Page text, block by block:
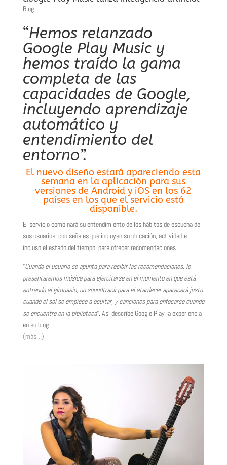
Blog
“Hemos relanzado
Google Play Music y
hemos traído la gama
completa de las
capacidades de Google,
incluyendo aprendizaje
automático y
entendimiento del
entorno”.
El nuevo diseño estará apareciendo esta
semana en la aplicación para sus
versiones de Android y iOS en los 62
países en los que el servicio está
disponible.
El servicio combinará su entendimiento de los hábitos de escucha de
sus usuarios, con señales que incluyen su ubicación, actividad e
incluso el estado del tiempo, para ofrecer recomendaciones.
“Cuando el usuario se apunta para recibir las recomendaciones, le
presentaremos música para ejercitarse en el momento en que está
entrando al gimnasio, un soundtrack para el atardecer aparecerá justo
cuando el sol se empiece a ocultar, y canciones para enfocarse cuando
se encuentre en la biblioteca“. Así describe Google Play la experiencia
en su blog..
(más…)